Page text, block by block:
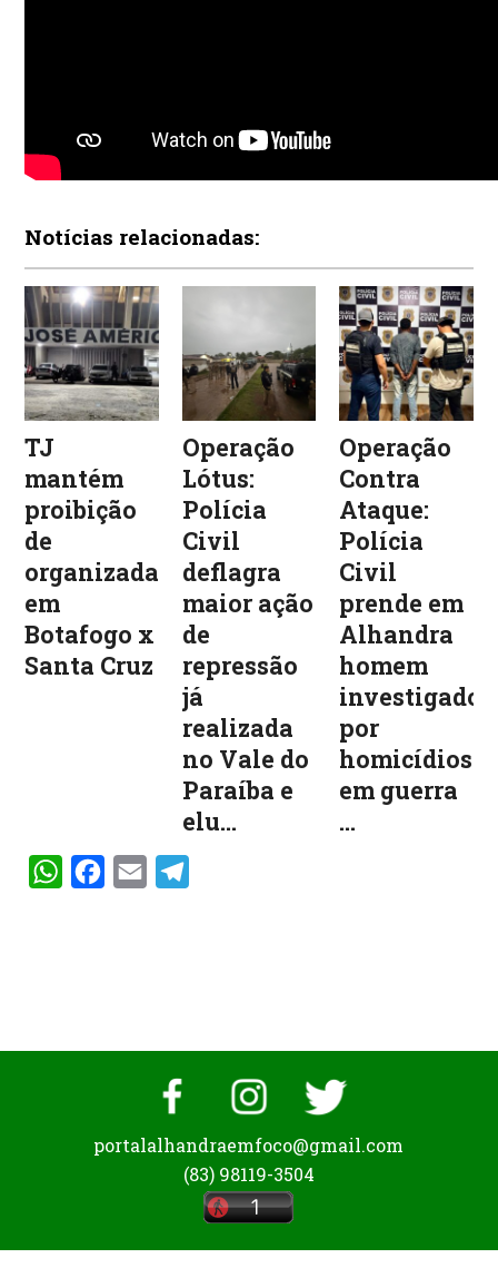
Notícias relacionadas:
TJ
mantém
proibição
de
organizadas
em
Botafogo x
Santa Cruz
Operação
Lótus:
Polícia
Civil
deflagra
maior ação
de
repressão
já
realizada
no Vale do
Paraíba e
elu...
Operação
Contra
Ataque:
Polícia
Civil
prende em
Alhandra
homem
investigado
por
homicídios
em guerra
...
WhatsAppFacebook
Email
portalalhandraemfoco@gmail.com
(83) 98119-3504